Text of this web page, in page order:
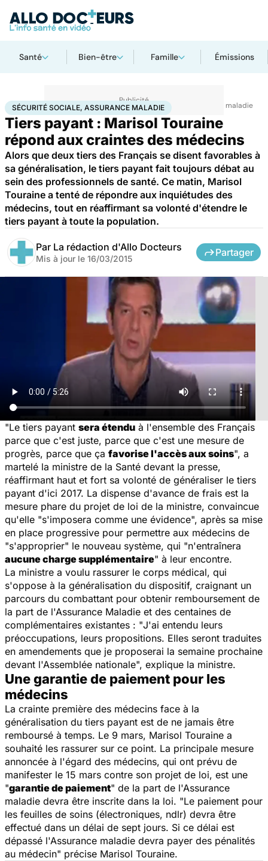
Santé Bien-être Famille Émissions
AccueilSantéSociété Santé publique Sécurité sociale, assurance maladie
SÉCURITÉ SOCIALE, ASSURANCE MALADIE
Tiers payant : Marisol Touraine
répond aux craintes des médecins
Alors que deux tiers des Français se disent favorables à
sa généralisation, le tiers payant fait toujours débat au
sein des professionnels de santé. Ce matin, Marisol
Touraine a tenté de répondre aux inquiétudes des
médecins, tout en réaffirmant sa volonté d'étendre le
tiers payant à toute la population.
Par La rédaction d'Allo Docteurs
Mis à jour le 16/03/2015
Partager
"Le tiers payant sera étendu à l'ensemble des Français
parce que c'est juste, parce que c'est une mesure de
progrès, parce que ça favorise l'accès aux soins", a
martelé la ministre de la Santé devant la presse,
réaffirmant haut et fort sa volonté de généraliser le tiers
payant d'ici 2017. La dispense d'avance de frais est la
mesure phare du projet de loi de la ministre, convaincue
qu'elle "s'imposera comme une évidence", après sa mise
en place progressive pour permettre aux médecins de
"s'approprier" le nouveau système, qui "n'entraînera
aucune charge supplémentaire" à leur encontre.
La ministre a voulu rassurer le corps médical, qui
s'oppose à la généralisation du dispositif, craignant un
parcours du combattant pour obtenir remboursement de
la part de l'Assurance Maladie et des centaines de
complémentaires existantes : "J'ai entendu leurs
préoccupations, leurs propositions. Elles seront traduites
en amendements que je proposerai la semaine prochaine
devant l'Assemblée nationale", explique la ministre.
Une garantie de paiement pour les
médecins
La crainte première des médecins face à la
généralisation du tiers payant est de ne jamais être
remboursé à temps. Le 9 mars, Marisol Touraine a
souhaité les rassurer sur ce point. La principale mesure
annoncée à l'égard des médecins, qui ont prévu de
manifester le 15 mars contre son projet de loi, est une
"garantie de paiement" de la part de l'Assurance
maladie devra être inscrite dans la loi. "Le paiement pour
les feuilles de soins (électroniques, ndlr) devra être
effectué dans un délai de sept jours. Si ce délai est
dépassé l'Assurance maladie devra payer des pénalités
au médecin" précise Marisol Touraine.